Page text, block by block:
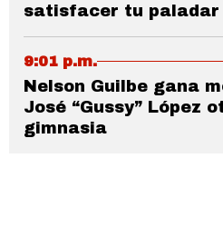
satisfacer tu paladar
9:01 p.m.
Nelson Guilbe gana
José “Gussy” López
gimnasia